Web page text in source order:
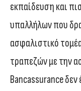
εκπαίδευση και
υπαλλήλων που
ασφαλιστικό
τραπεζών με την
Bancassurance